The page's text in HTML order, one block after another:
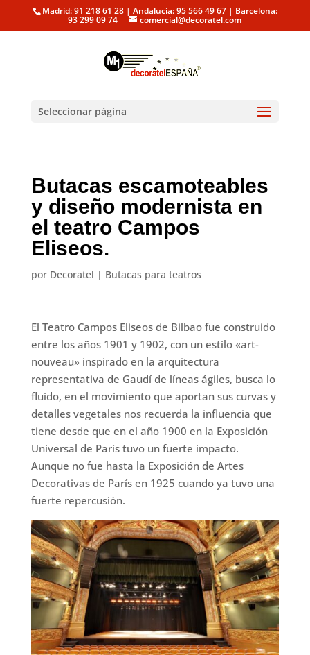
Madrid: 91 218 61 28 | Andalucía: 95 566 49 67 | Barcelona:
93 299 09 74 comercial@decoratel.com
Seleccionar página
Butacas escamoteables
y diseño modernista en
el teatro Campos
Eliseos.
por Decoratel | Butacas para teatros
El Teatro Campos Eliseos de Bilbao fue construido
entre los años 1901 y 1902, con un estilo «art-
nouveau» inspirado en la arquitectura
representativa de Gaudí de líneas ágiles, busca lo
fluido, en el movimiento que aportan sus curvas y
detalles vegetales nos recuerda la influencia que
tiene desde que en el año 1900 en la Exposición
Universal de París tuvo un fuerte impacto.
Aunque no fue hasta la Exposición de Artes
Decorativas de París en 1925 cuando ya tuvo una
fuerte repercusión.